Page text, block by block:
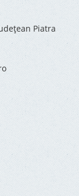
Piatra